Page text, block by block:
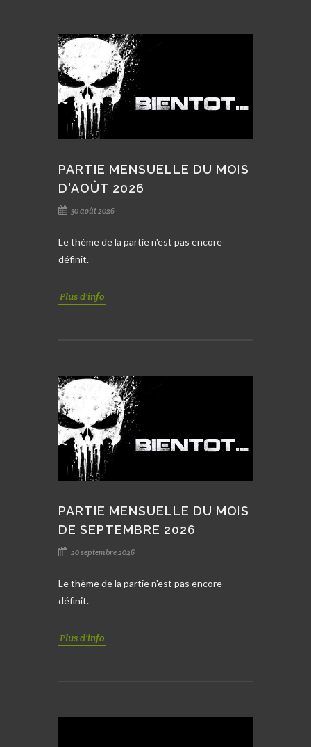
PARTIE MENSUELLE DU MOIS
D'AOÛT 2026
30 août 2026
Le thème de la partie n'est pas encore
définit.
Plus d'info
PARTIE MENSUELLE DU MOIS
DE SEPTEMBRE 2026
20 septembre 2026
Le thème de la partie n'est pas encore
définit.
Plus d'info